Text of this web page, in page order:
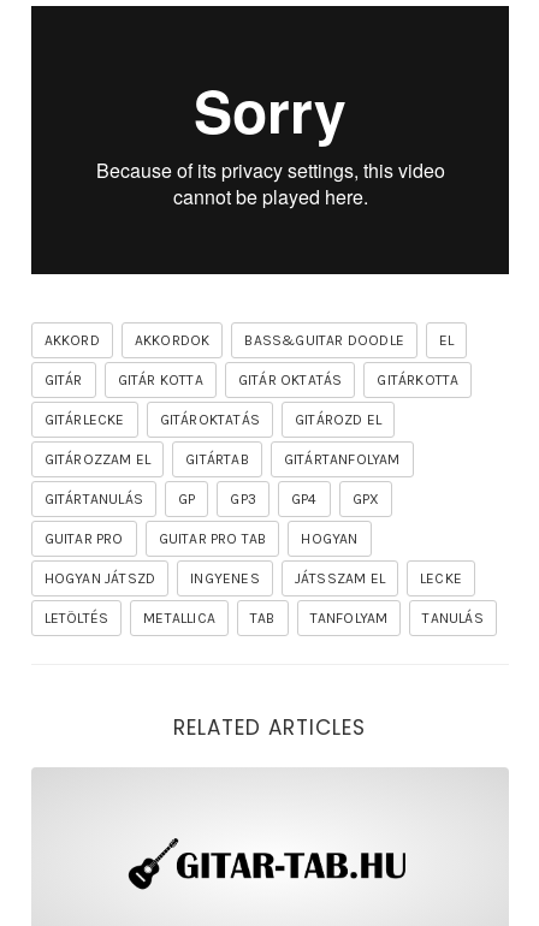
AKKORD AKKORDOK BASS&GUITAR DOODLE EL
GITÁR GITÁR KOTTA GITÁR OKTATÁS GITÁRKOTTA
GITÁRLECKE GITÁROKTATÁS GITÁROZD EL
GITÁROZZAM EL GITÁRTAB GITÁRTANFOLYAM
GITÁRTANULÁS GP GP3 GP4 GPX
GUITAR PRO GUITAR PRO TAB HOGYAN
HOGYAN JÁTSZD INGYENES JÁTSSZAM EL LECKE
LETÖLTÉS METALLICA TAB TANFOLYAM TANULÁS
RELATED ARTICLES